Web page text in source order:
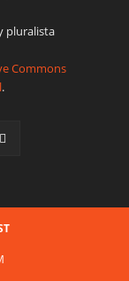
pluralista
Commons
.